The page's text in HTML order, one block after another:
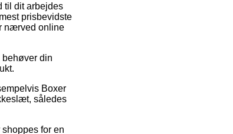
til dit arbejdes
prisbevidste
nærved online
din
Boxer
således
for en